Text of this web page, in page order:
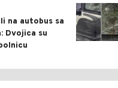
na autobus sa
Dvojica su